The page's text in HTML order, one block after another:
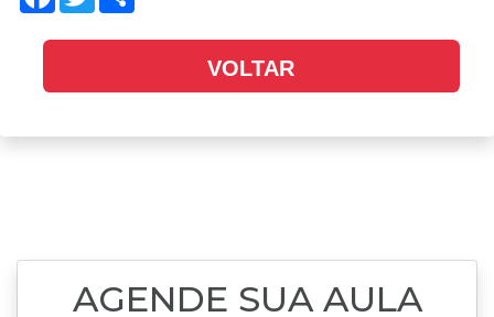
VOLTAR
AGENDE SUA AULA